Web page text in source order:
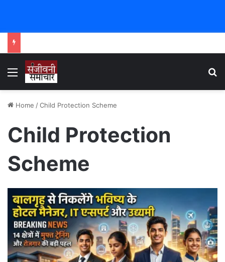
Menu
Home /Child Protection Scheme
Child Protection
Scheme